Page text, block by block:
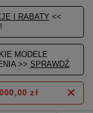
I RABATY <<
MODELE
>> SPRAWDŹ
zł